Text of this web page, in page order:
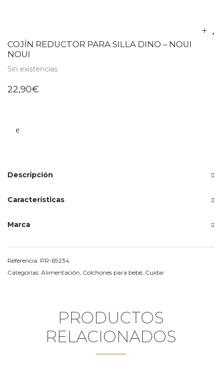
COJÍN REDUCTOR PARA SILLA DINO – NOUI
NOUI
Sin existencias
22,90€
Descripción
Características
Marca
Referencia: PR-69234
Categorías: Alimentación Colchones para bebé Cuidar
PRODUCTOS
RELACIONADOS